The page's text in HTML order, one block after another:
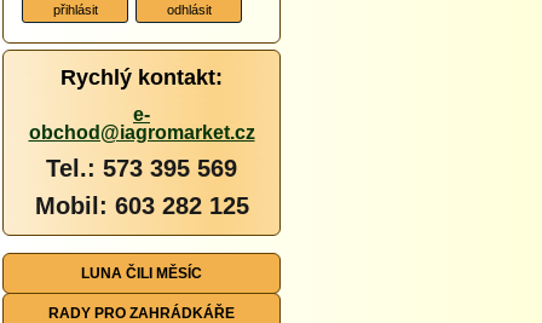
Rychlý kontakt:
e-
obchod@iagromarket.cz
Tel.: 573 395 569
Mobil: 603 282 125
LUNA ČILI MĚSÍC
RADY PRO ZAHRÁDKÁŘE